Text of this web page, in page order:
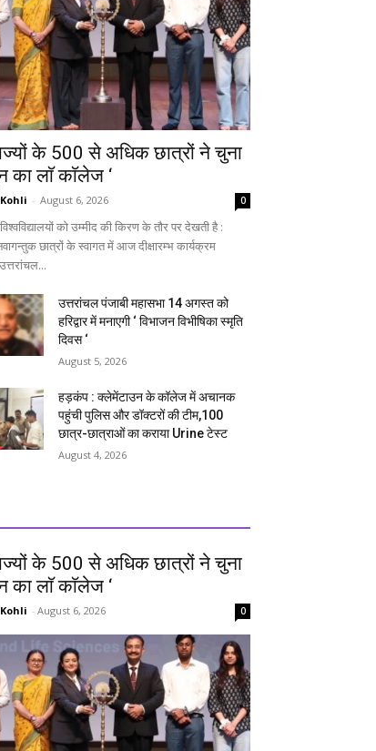
के 500 से अधिक छात्रों ने चुना
का लाॅ काॅलेज ‘
- August 6, 2026 0
को उम्मीद की किरण के तौर पर देखती है :
छात्रों के स्वागत में आज दीक्षारम्भ कार्यक्रम
उत्तरांचल पंजाबी महासभा 14 अगस्त को
हरिद्वार में मनाएगी ‘ विभाजन विभीषिका स्मृति
दिवस ‘
August 5, 2026
हड़कंप : क्लेमेंटाउन के कॉलेज में अचानक
पहुंची पुलिस और डॉक्टरों की टीम,100
छात्र-छात्राओं का कराया Urine टेस्ट
August 4, 2026
के 500 से अधिक छात्रों ने चुना
का लाॅ काॅलेज ‘
- August 6, 2026 0